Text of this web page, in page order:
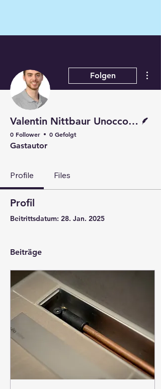
Folgen
Valentin Nittbaur Unocconi GmbH
0 Follower 0 Gefolgt
Gastautor
Profile Files
Profil
Beitrittsdatum: 28. Jan. 2025
Beiträge